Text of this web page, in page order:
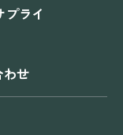
プライ
わせ